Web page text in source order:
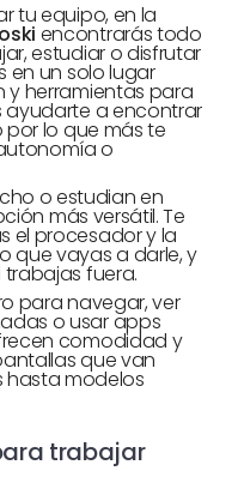
tu equipo, en la
encontrarás todo
estudiar o disfrutar
en un solo lugar
y herramientas para
ayudarte a encontrar
lo que más te
o
o estudian en
más versátil. Te
el procesador y la
que vayas a darle, y
fuera.
para navegar, ver
o usar apps
comodidad y
que van
modelos
trabajar